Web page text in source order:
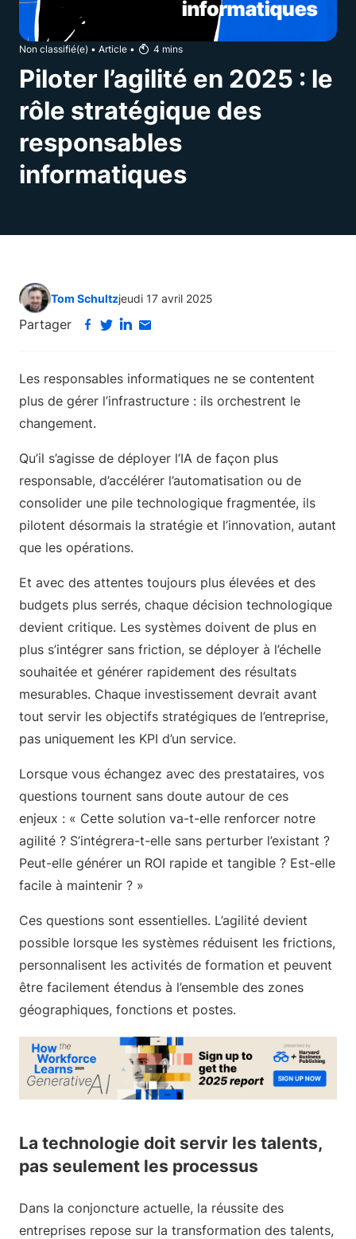
Non classifié(e) • Article • 4 mins
Piloter l’agilité en 2025 : le
rôle stratégique des
responsables
informatiques
Tom Schultzjeudi 17 avril 2025
Partager
Les responsables informatiques ne se contentent
plus de gérer l’infrastructure : ils orchestrent le
changement.
Qu’il s’agisse de déployer l’IA de façon plus
responsable, d’accélérer l’automatisation ou de
consolider une pile technologique fragmentée, ils
pilotent désormais la stratégie et l’innovation, autant
que les opérations.
Et avec des attentes toujours plus élevées et des
budgets plus serrés, chaque décision technologique
devient critique. Les systèmes doivent de plus en
plus s’intégrer sans friction, se déployer à l’échelle
souhaitée et générer rapidement des résultats
mesurables. Chaque investissement devrait avant
tout servir les objectifs stratégiques de l’entreprise,
pas uniquement les KPI d’un service.
Lorsque vous échangez avec des prestataires, vos
questions tournent sans doute autour de ces
enjeux : « Cette solution va-t-elle renforcer notre
agilité ? S’intégrera-t-elle sans perturber l’existant ?
Peut-elle générer un ROI rapide et tangible ? Est-elle
facile à maintenir ? »
Ces questions sont essentielles. L’agilité devient
possible lorsque les systèmes réduisent les frictions,
personnalisent les activités de formation et peuvent
être facilement étendus à l’ensemble des zones
géographiques, fonctions et postes.
La technologie doit servir les talents,
pas seulement les processus
Dans la conjoncture actuelle, la réussite des
entreprises repose sur la transformation des talents,